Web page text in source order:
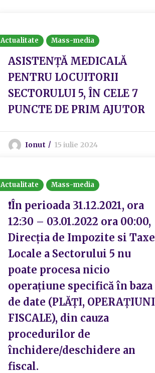
Actualitate Mass-media
ASISTENȚĂ MEDICALĂ
PENTRU LOCUITORII
SECTORULUI 5, ÎN CELE 7
PUNCTE DE PRIM AJUTOR
Ionut 15 iulie 2024
Actualitate Mass-media
❗În perioada 31.12.2021, ora
12:30 – 03.01.2022 ora 00:00,
Direcția de Impozite si Taxe
Locale a Sectorului 5 nu
poate procesa nicio
operațiune specifică în baza
de date (PLĂȚI, OPERAȚIUNI
FISCALE), din cauza
procedurilor de
închidere/deschidere an
fiscal.